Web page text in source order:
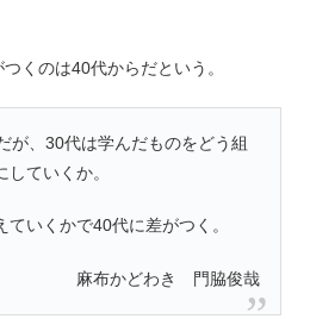
くのは40代からだという。
が、30代は学んだものをどう組
ていくか。
いくかで40代に差がつく。
麻布かどわき 門脇俊哉